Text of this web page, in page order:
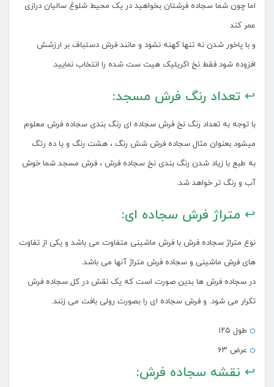
اما چون شما سجاده فرشتان بخواهید در یک محیط شلوغ سالیان درازی
عمر کند
و با پاخور شدن نه تنها کهنه نشود و مانند فرش دستباف بر ارزشش
افزوده شود فقط نخ اکریلیک هیت ست شده را انتخاب نمایید.
↩ تعداد رنگ فرش مسجد:
با توجه به تعداد رنگ نخ فرش سجاده ای رنگ بندی سجاده فرش معلوم
میشود بعنوان مثال سجاده فرش شش رنگ ، هشت رنگ و یا ده رتگ
به طبع با زیاد شدن رنگ بندی نخ سجاده فرش ، فرش مسجد شما خوش
آب و رنگ تر خواهد شد.
↩ متراژ فرش سجاده ای:
نوع متراژ سجاده فرش با فرش ماشینی متفاوت می باشد و یکی از تفاوت
های فرش ماشینی و سجاده فرش متراژ آنها می باشد.
در سجاده فرش ها بدین صورت است که یک نقش در کل سجاده فرش
تکرار می شود. و فرش سجاده ای را بصورت رولی بافت می زنند.
طول ۱۲۵
عرض ۶۳
↩ نقشه سجاده فرش: